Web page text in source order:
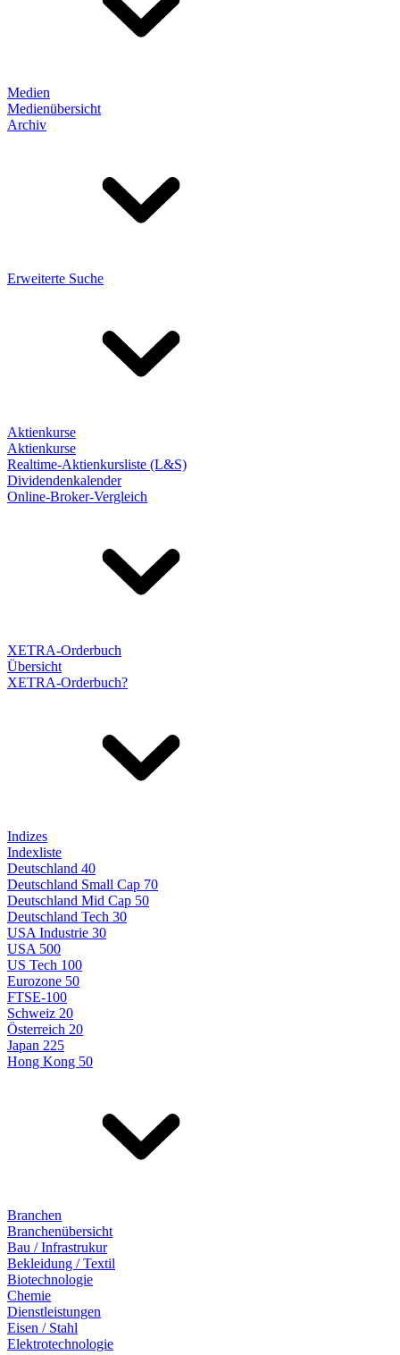
Medien
Medienübersicht
Archiv
Erweiterte Suche
Aktienkurse
Aktienkurse
Realtime-Aktienkursliste (L&S)
Dividendenkalender
Online-Broker-Vergleich
XETRA-Orderbuch
Übersicht
XETRA-Orderbuch?
Indizes
Indexliste
Deutschland 40
Deutschland Small Cap 70
Deutschland Mid Cap 50
Deutschland Tech 30
USA Industrie 30
USA 500
US Tech 100
Eurozone 50
FTSE-100
Schweiz 20
Österreich 20
Japan 225
Hong Kong 50
Branchen
Branchenübersicht
Bau / Infrastrukur
Bekleidung / Textil
Biotechnologie
Chemie
Dienstleistungen
Eisen / Stahl
Elektrotechnologie